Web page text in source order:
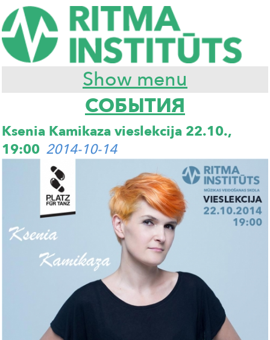
Show menu
СОБЫТИЯ
Ksenia Kamikaza vieslekcija 22.10.,
19:00 2014-10-14